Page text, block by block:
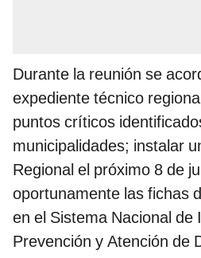
Durante la reunión se
expediente técnico
puntos críticos
municipalidades; instalar
Regional el próximo 8 de
oportunamente las fichas
en el Sistema Nacional de
Prevención y Atención de